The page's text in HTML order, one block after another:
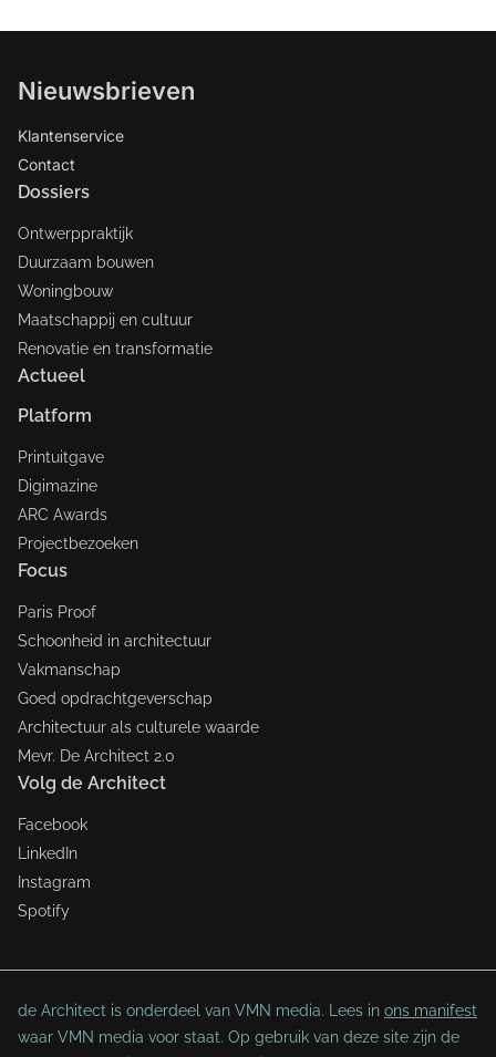
Nieuwsbrieven
Klantenservice
Contact
Dossiers
Ontwerppraktijk
Duurzaam bouwen
Woningbouw
Maatschappij en cultuur
Renovatie en transformatie
Actueel
Platform
Printuitgave
Digimazine
ARC Awards
Projectbezoeken
Focus
Paris Proof
Schoonheid in architectuur
Vakmanschap
Goed opdrachtgeverschap
Architectuur als culturele waarde
Mevr. De Architect 2.0
Volg de Architect
Facebook
LinkedIn
Instagram
Spotify
de Architect is onderdeel van VMN media. Lees in ons manifest
waar VMN media voor staat. Op gebruik van deze site zijn de